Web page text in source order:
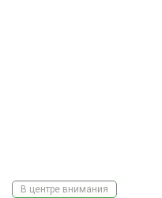
В центре внимания